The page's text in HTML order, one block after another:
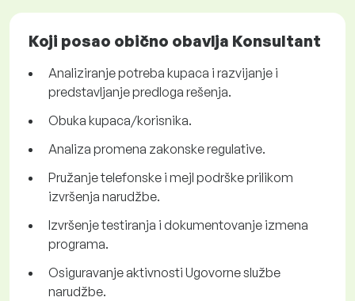
Koji posao obično obavlja Konsultant
Analiziranje potreba kupaca i razvijanje i
predstavljanje predloga rešenja.
Obuka kupaca/korisnika.
Analiza promena zakonske regulative.
Pružanje telefonske i mejl podrške prilikom
izvršenja narudžbe.
Izvršenje testiranja i dokumentovanje izmena
programa.
Osiguravanje aktivnosti Ugovorne službe
narudžbe.